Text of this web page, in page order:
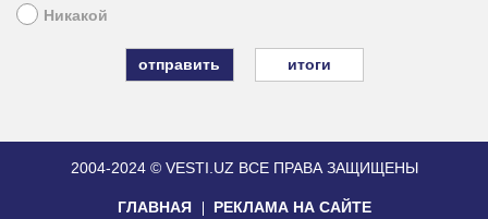
Никакой
итоги
2004-2024 © VESTI.UZ ВСЕ ПРАВА ЗАЩИЩЕНЫ
ГЛАВНАЯ РЕКЛАМА НА САЙТЕ